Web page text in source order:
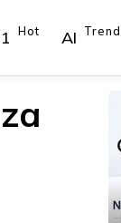
Hot AI Trend